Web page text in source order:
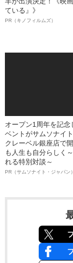
ている』》
PR（キノフィルムズ）
オープン1周年を記念
ベントがサムソナイ
クレーベル銀座店で
も人生も自分らしく
れる特別対談～
PR（サムソナイト・ジャパン）